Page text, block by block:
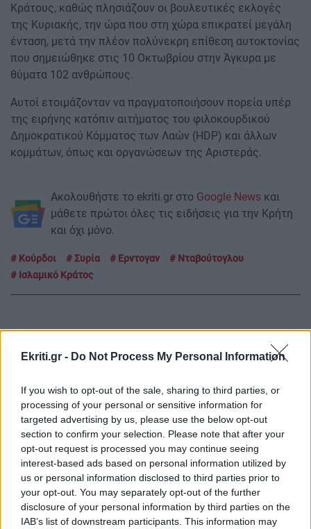
Ekriti.gr - Do Not Process My Personal Information
If you wish to opt-out of the sale, sharing to third parties, or
processing of your personal or sensitive information for
targeted advertising by us, please use the below opt-out
section to confirm your selection. Please note that after your
opt-out request is processed you may continue seeing
interest-based ads based on personal information utilized by
us or personal information disclosed to third parties prior to
your opt-out. You may separately opt-out of the further
disclosure of your personal information by third parties on the
IAB’s list of downstream participants. This information may
Κράτους, καθώς πλησιάζουν οι βουλευτικές εκλογές
της Κυριακής, την ώρα που στη χώρα επικρατεί μεγάλη
ένταση, μετά την πλέον πολύνεκρη επίθεση αυτοκτονίας
που σημειώθηκε στις 10 Οκτωβρίου στην Άγκυρα με
θύματα 102 ανθρώπους.
Αυτοί ετοιμάζονταν να πραγματοποιήσουν πορεία υπέρ
της ειρήνης κατόπιν αιτήματος του φιλοκουρδικού
Δημοκρατικού Κόμματος των Λαών (HDP) και άλλων
κομμάτων, όπως και οργανώσεων της Αριστεράς.
Ακολουθήστε το ekriti.gr στο Google News και
μάθετε πρώτοι όλες τις ειδήσεις για την Κρήτη
και όχι μόνο.
Κούρδοι Συρία Ερντογαν
Νταβούτογλου
Ισλαμικό Κράτος
ΡΟΗ ΕΙΔΗΣΕΩΝ
07:30
ΚΟΣΜΟΣ
Στο «τελικό στάδιο» η συμφωνία Ιράν και Ομάν
για τα Στενά του Ορμούζ: Οι όροι της
Τεχεράνης προς τις ΗΠΑ
07:12
ΚΡΗΤΗ
Κρήτη: Διάσωση 26 μεταναστών από λέμβο εν